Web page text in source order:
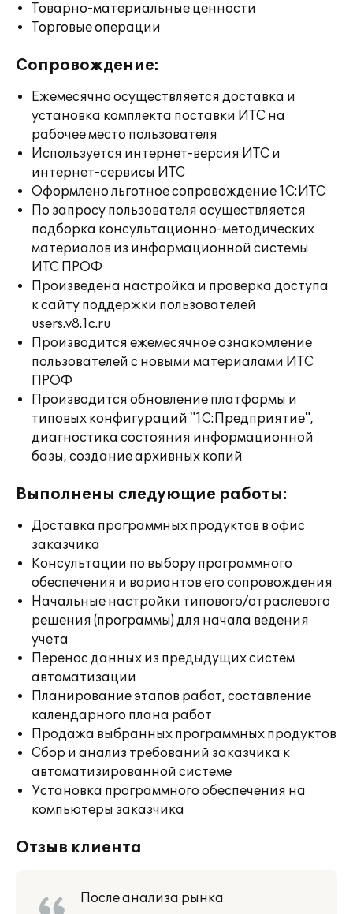
Товарно-материальные ценности
Торговые операции
Сопровождение:
Ежемесячно осуществляется доставка и
установка комплекта поставки ИТС на
рабочее место пользователя
Используется интернет-версия ИТС и
интернет-сервисы ИТС
Оформлено льготное сопровождение 1С:ИТС
По запросу пользователя осуществляется
подборка консультационно-методических
материалов из информационной системы
ИТС ПРОФ
Произведена настройка и проверка доступа
к сайту поддержки пользователей
users.v8.1c.ru
Производится ежемесячное ознакомление
пользователей с новыми материалами ИТС
ПРОФ
Производится обновление платформы и
типовых конфигураций "1С:Предприятие",
диагностика состояния информационной
базы, создание архивных копий
Выполнены следующие работы:
Доставка программных продуктов в офис
заказчика
Консультации по выбору программного
обеспечения и вариантов его сопровождения
Начальные настройки типового/отраслевого
решения (программы) для начала ведения
учета
Перенос данных из предыдущих систем
автоматизации
Планирование этапов работ, составление
календарного плана работ
Продажа выбранных программных продуктов
Сбор и анализ требований заказчика к
автоматизированной системе
Установка программного обеспечения на
компьютеры заказчика
Отзыв клиента
После анализа рынка